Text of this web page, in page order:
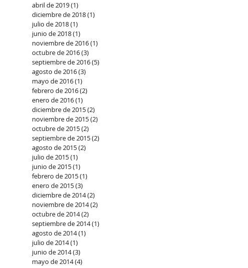
abril de 2019(1)
diciembre de 2018(1)
julio de 2018(1)
junio de 2018(1)
noviembre de 2016(1)
octubre de 2016(3)
septiembre de 2016(5)
agosto de 2016(3)
mayo de 2016(1)
febrero de 2016(2)
enero de 2016(1)
diciembre de 2015(2)
noviembre de 2015(2)
octubre de 2015(2)
septiembre de 2015(2)
agosto de 2015(2)
julio de 2015(1)
junio de 2015(1)
febrero de 2015(1)
enero de 2015(3)
diciembre de 2014(2)
noviembre de 2014(2)
octubre de 2014(2)
septiembre de 2014(1)
agosto de 2014(1)
julio de 2014(1)
junio de 2014(3)
mayo de 2014(4)